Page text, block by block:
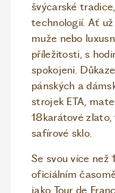
švýcarské
technologií. Ať
muže nebo
příležitosti, s
spokojeni.
pánských a
strojek ETA,
18karátové
safírové sklo.
Se svou více než
oficiálním
jako Tour de